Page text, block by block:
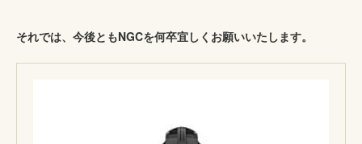
それでは、今後ともNGCを何卒宜しくお願いいたします。